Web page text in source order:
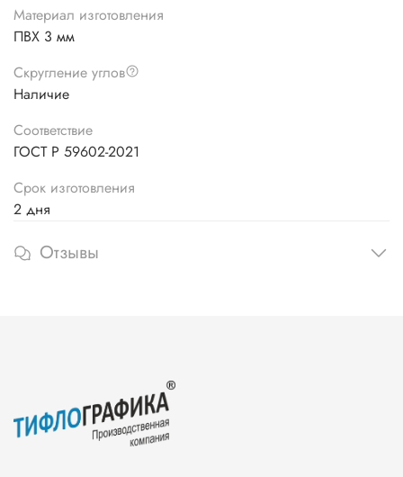
Материал изготовления
ПВХ 3 мм
Скругление углов
Наличие
Соответствие
ГОСТ Р 59602-2021
Срок изготовления
2 дня
Отзывы